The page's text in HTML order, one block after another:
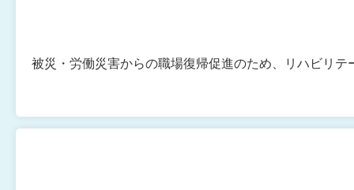
被災・労働災害からの職場復帰促進のため、リハビリ